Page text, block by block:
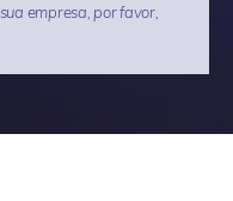
empresa, por favor,